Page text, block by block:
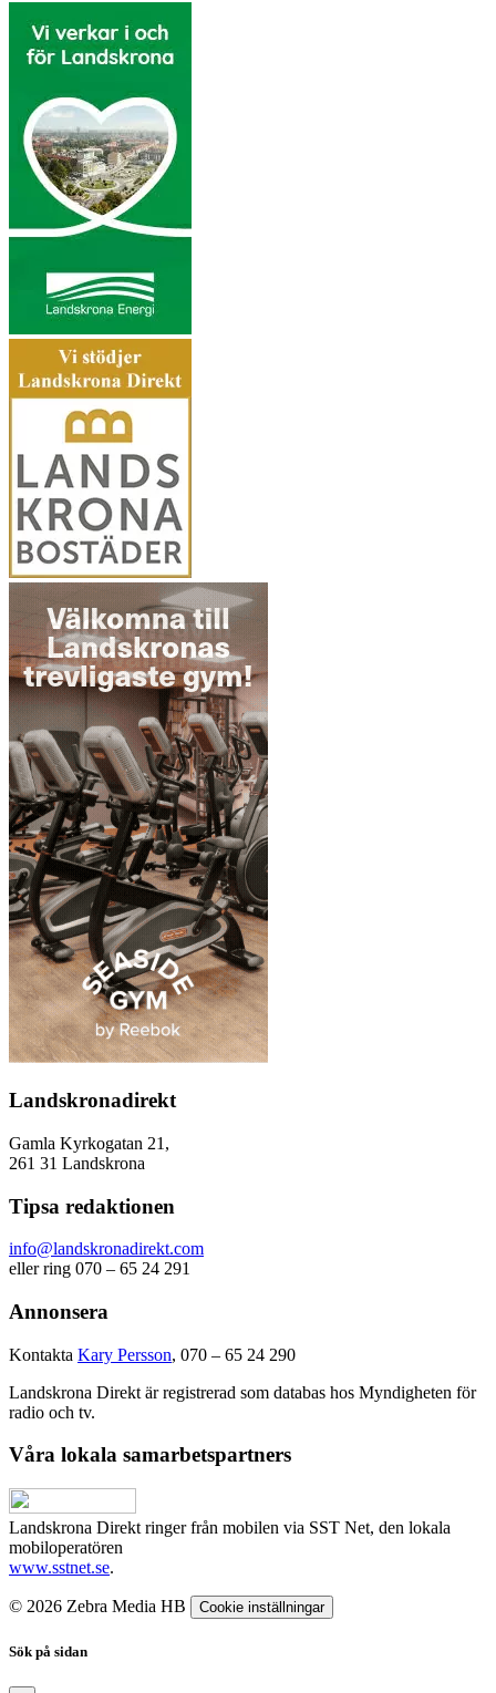
Landskronadirekt
Gamla Kyrkogatan 21,
261 31 Landskrona
Tipsa redaktionen
info@landskronadirekt.com
eller ring 070 – 65 24 291
Annonsera
Kontakta Kary Persson, 070 – 65 24 290
Landskrona Direkt är registrerad som databas hos Myndigheten för
radio och tv.
Våra lokala samarbetspartners
Landskrona Direkt ringer från mobilen via SST Net, den lokala
mobiloperatören
www.sstnet.se.
© 2026 Zebra Media HB Cookie inställningar
Sök på sidan